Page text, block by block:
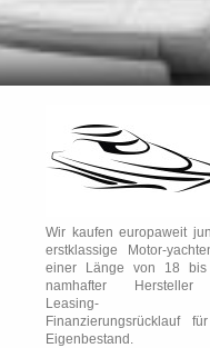
Wir kaufen europaweit
erstklassige Motor-
einer Länge von 18
namhafter
Leasing-
Finanzierungsrücklauf
Eigenbestand.